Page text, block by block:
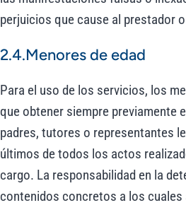
perjuicios que cause al prestador
2.4.Menores de edad
Para el uso de los servicios, los
que obtener siempre previamente
padres, tutores o representantes
últimos de todos los actos
cargo. La responsabilidad en la
contenidos concretos a los